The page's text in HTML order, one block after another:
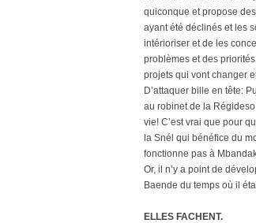
quiconque et propose
ayant été déclinés et les
intérioriser et de les
problèmes et des
projets qui vont changer
D’attaquer bille en tête:
au robinet de la Régideso
vie! C’est vrai que pour
la Snél qui bénéfice du
fonctionne pas à
Or, il n’y a point de
Baende du temps où il
ELLES FACHENT.